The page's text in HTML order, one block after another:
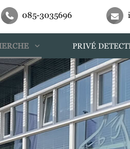
085-3035696
PRIVÉ